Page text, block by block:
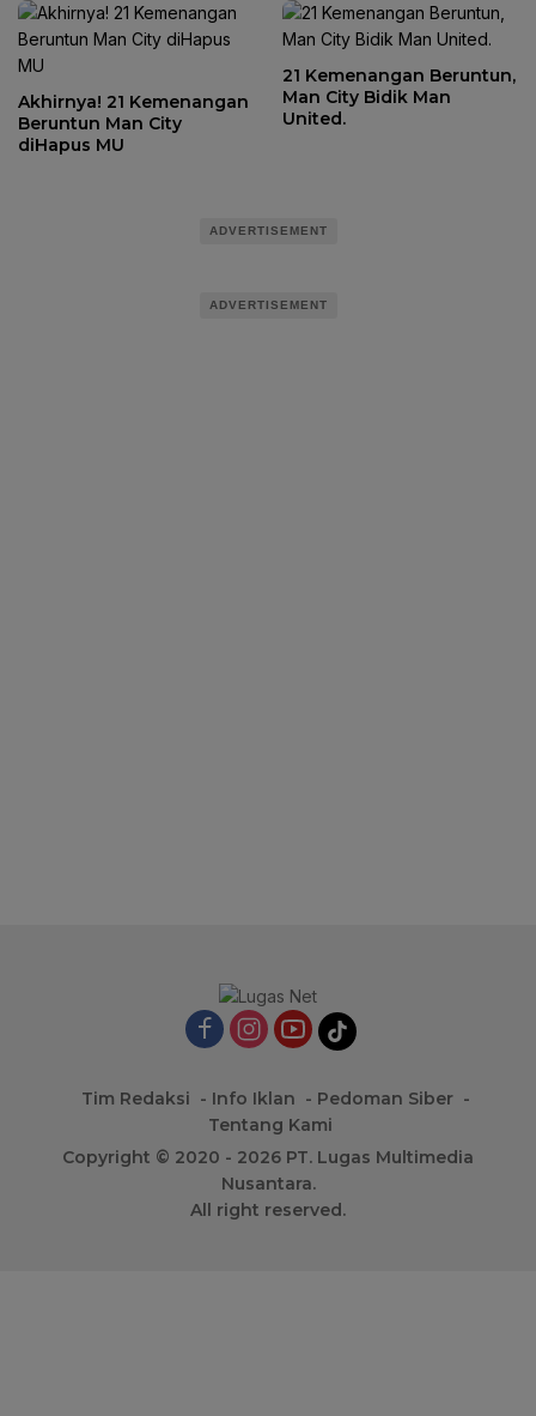
Akhirnya! 21 Kemenangan
Beruntun Man City
diHapus MU
21 Kemenangan Beruntun,
Man City Bidik Man
United.
ADVERTISEMENT
ADVERTISEMENT
Tim Redaksi Info Iklan
Pedoman Siber
Tentang Kami
Copyright © 2020 - 2026 PT. Lugas Multimedia
Nusantara.
All right reserved.